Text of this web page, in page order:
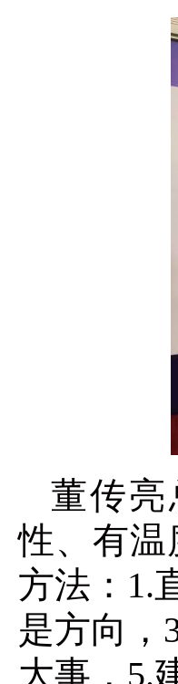
董传
性、有温
方法：1.
是方向，
大事，5.